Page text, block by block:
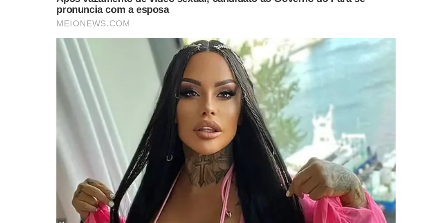
Anitta escolheu no repertório do seu show, a música Onda Diferentre, que gravou com Ludmilla e Snoopy Dog
O que para muitos foi um sinal de bandeira branca e maturidade de Anitta, foi encarado por
Ludmilla como mais uma jogada de marketing da ex-parceira e amiga. "Tudo o que ela quer
é distância da Anitta. Ela sabe que esse papo de pazes é puro marketing para uma música
que seria lançada falando de amizade e reconciliação", conta uma fonte.